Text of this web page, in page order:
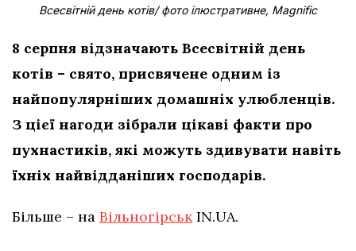
Всесвітній день котів/ фото ілюстративне, Magnific
8 серпня відзначають Всесвітній день
котів – свято, присвячене одним із
найпопулярніших домашніх улюбленців.
З цієї нагоди зібрали цікаві факти про
пухнастиків, які можуть здивувати навіть
їхніх найвідданіших господарів.
Більше – на ВільногірськIN.UA.